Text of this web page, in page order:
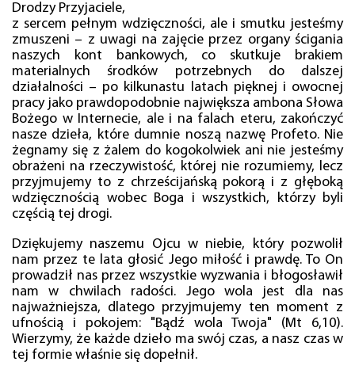
Drodzy Przyjaciele,
z sercem pełnym wdzięczności, ale i smutku jesteśmy
zmuszeni – z uwagi na zajęcie przez organy ścigania
naszych kont bankowych, co skutkuje brakiem
materialnych środków potrzebnych do dalszej
działalności – po kilkunastu latach pięknej i owocnej
pracy jako prawdopodobnie największa ambona Słowa
Bożego w Internecie, ale i na falach eteru, zakończyć
nasze dzieła, które dumnie noszą nazwę Profeto. Nie
żegnamy się z żalem do kogokolwiek ani nie jesteśmy
obrażeni na rzeczywistość, której nie rozumiemy, lecz
przyjmujemy to z chrześcijańską pokorą i z głęboką
wdzięcznością wobec Boga i wszystkich, którzy byli
częścią tej drogi.
Dziękujemy naszemu Ojcu w niebie, który pozwolił
nam przez te lata głosić Jego miłość i prawdę. To On
prowadził nas przez wszystkie wyzwania i błogosławił
nam w chwilach radości. Jego wola jest dla nas
najważniejsza, dlatego przyjmujemy ten moment z
ufnością i pokojem: "Bądź wola Twoja" (Mt 6,10).
Wierzymy, że każde dzieło ma swój czas, a nasz czas w
tej formie właśnie się dopełnił.